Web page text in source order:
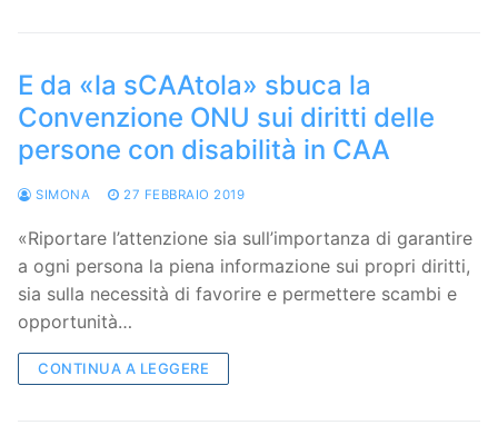
E da «la sCAAtola» sbuca la
Convenzione ONU sui diritti delle
persone con disabilità in CAA
SIMONA 27 FEBBRAIO 2019
«Riportare l’attenzione sia sull’importanza di garantire
a ogni persona la piena informazione sui propri diritti,
sia sulla necessità di favorire e permettere scambi e
opportunità…
CONTINUA A LEGGERE